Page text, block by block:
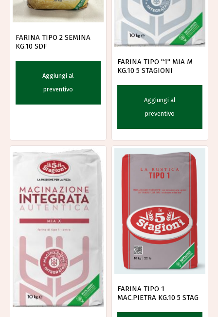
FARINA TIPO 2 SEMINA
KG.10 SDF
Aggiungi al
preventivo
FARINA TIPO "1" MIA M
KG.10 5 STAGIONI
Aggiungi al
preventivo
FARINA TIPO 1
MAC.PIETRA KG.10 5 STAG